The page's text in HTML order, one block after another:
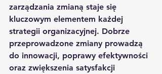
zarządzania zmianą staje się
kluczowym elementem każdej
strategii organizacyjnej. Dobrze
przeprowadzone zmiany prowadzą
do innowacji, poprawy efektywności
oraz zwiększenia satysfakcji